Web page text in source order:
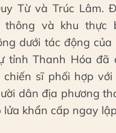
Từ và Trúc Lâm.
và khu thực
dưới tác động của
tỉnh Thanh Hóa đã
sĩ phối hợp với
dân địa phương
khẩn cấp ngay